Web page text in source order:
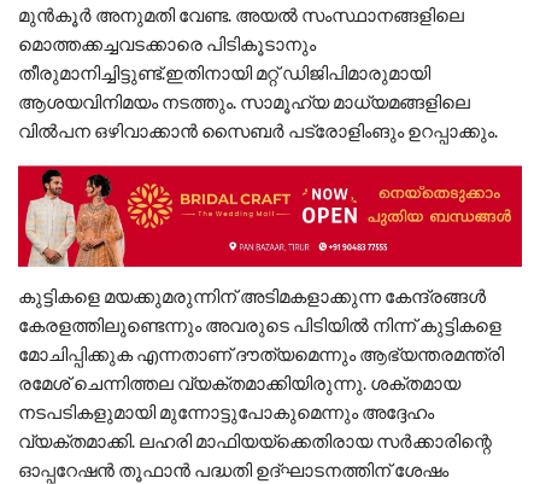
മുന്‍കൂര്‍ അനുമതി വേണ്ട. അയല്‍ സംസ്ഥാനങ്ങളിലെ
മൊത്തക്കച്ചവടക്കാരെ പിടികൂടാനും
തീരുമാനിച്ചിട്ടുണ്ട്.ഇതിനായി മറ്റ് ഡിജിപിമാരുമായി
ആശയവിനിമയം നടത്തും. സാമൂഹ്യ മാധ്യമങ്ങളിലെ
വില്‍പന ഒഴിവാക്കാന്‍ സൈബര്‍ പട്രോളിംങും ഉറപ്പാക്കും.
കുട്ടികളെ മയക്കുമരുന്നിന് അടിമകളാക്കുന്ന കേന്ദ്രങ്ങള്‍
കേരളത്തിലുണ്ടെന്നും അവരുടെ പിടിയില്‍ നിന്ന് കുട്ടികളെ
മോചിപ്പിക്കുക എന്നതാണ് ദൗത്യമെന്നും ആഭ്യന്തരമന്ത്രി
രമേശ് ചെന്നിത്തല വ്യക്തമാക്കിയിരുന്നു. ശക്തമായ
നടപടികളുമായി മുന്നോട്ടുപോകുമെന്നും അദ്ദേഹം
വ്യക്തമാക്കി. ലഹരി മാഫിയയ്ക്കെതിരായ സര്‍ക്കാരിന്റെ
ഓപ്പറേഷന്‍ തൂഫാന്‍ പദ്ധതി ഉദ്ഘാടനത്തിന് ശേഷം